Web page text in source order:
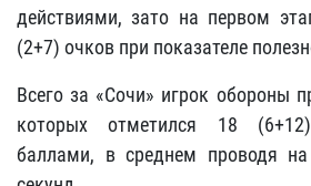
действиями, зато на первом
(2+7) очков при показателе
Всего за «Сочи» игрок обороны
которых отметился 18 (6+12)
баллами, в среднем проводя